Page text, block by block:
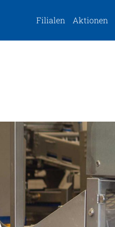
Filialen Aktionen